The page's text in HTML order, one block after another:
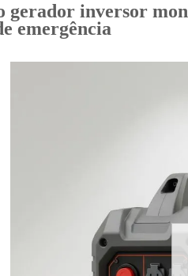
gerador inversor
emergência